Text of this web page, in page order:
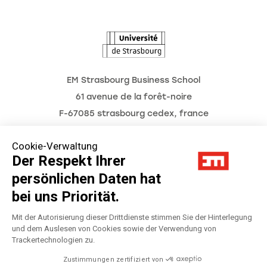
Cookie-Verwaltung
Der Respekt Ihrer
persönlichen Daten hat
bei uns Priorität.
Mit der Autorisierung dieser Drittdienste stimmen Sie der Hinterlegung
und dem Auslesen von Cookies sowie der Verwendung von
Trackertechnologien zu.
Zustimmungen zertifiziert von
EM Strasbourg Business School
61 avenue de la forêt-noire
F-67085 strasbourg cedex, france
Impressum
Datenschutzerklärung
Préférences Cookies